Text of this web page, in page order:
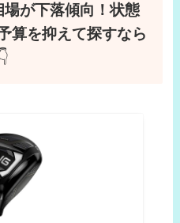
が下落傾向！状態
算を抑えて探すなら